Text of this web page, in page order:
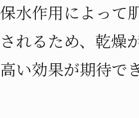
保水作用によって
されるため、乾燥
高い効果が期待で